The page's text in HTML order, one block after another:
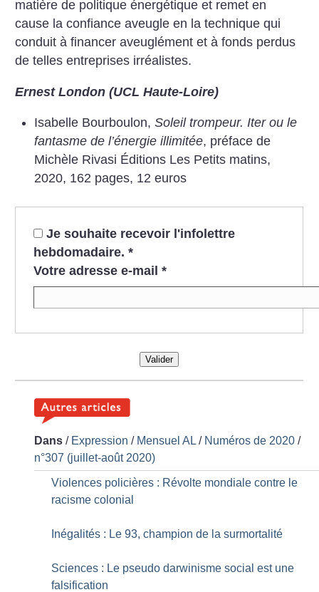
matière de politique énergétique et remet en
cause la confiance aveugle en la technique qui
conduit à financer aveuglément et à fonds perdus
de telles entreprises irréalistes.
Ernest London (UCL Haute-Loire)
Isabelle Bourboulon, Soleil trompeur. Iter ou le
fantasme de l’énergie illimitée, préface de
Michèle Rivasi Éditions Les Petits matins,
2020, 162 pages, 12 euros
Je souhaite recevoir l'infolettre
hebdomadaire. *
Votre adresse e-mail *
Valider
Dans / Expression / Mensuel AL / Numéros de 2020 /
n°307 (juillet-août 2020)
Violences policières : Révolte mondiale contre le
racisme colonial
Inégalités : Le 93, champion de la surmortalité
Sciences : Le pseudo darwinisme social est une
falsification